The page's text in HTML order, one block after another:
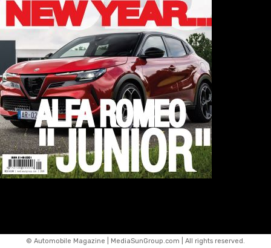
© Automobile Magazine | MediaSunGroup.com | All rights reserved.